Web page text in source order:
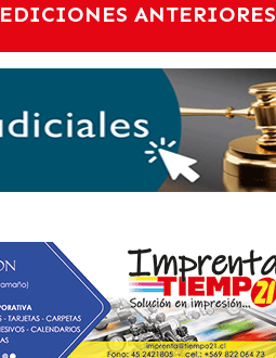
EDICIONES ANTERIORES